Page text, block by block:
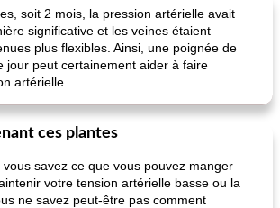
soit 2 mois, la pression artérielle avait
significative et les veines étaient
plus flexibles. Ainsi, une poignée de
jour peut certainement aider à faire
artérielle.
ces plantes
savez ce que vous pouvez manger
votre tension artérielle basse ou la
ne savez peut-être pas comment